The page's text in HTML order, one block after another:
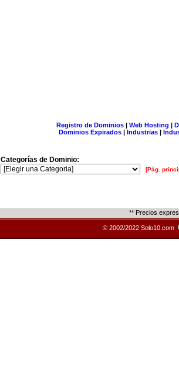
Registro de Dominios| Web Hosting |
Dominios Expirados | Industrias |
Categorías de Dominio:
[Pág.
** Precios
© 2002/2022 Solo10.com